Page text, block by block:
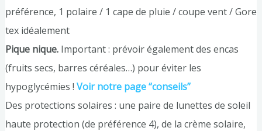
préférence, 1 polaire / 1 cape de pluie / coupe vent / Gore
tex idéalement
Pique nique.Important : prévoir également des encas
(fruits secs, barres céréales…) pour éviter les
hypoglycémies ! Voir notre page “conseils”
Des protections solaires : une paire de lunettes de soleil
haute protection (de préférence 4), de la crème solaire,